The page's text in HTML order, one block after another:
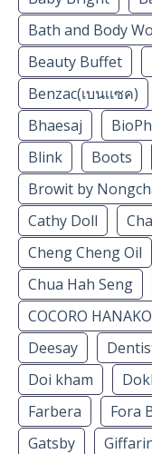
Bath and Body
Beauty Buffet
Benzac(เบนเเซค)
Bhaesaj
Blink
Boots
Browit by
Cathy Doll
Cheng Cheng Oil
Chua Hah Seng
COCORO HANAKO
Deesay
Doi kham
Farbera
Fora
Gatsby